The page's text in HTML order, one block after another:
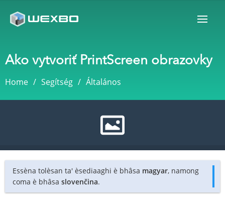
Ako vytvoriť PrintScreen obrazovky
Home Segítség Általános
Essèna tolèsan ta' èsediaaghi è bhâsa magyar, namong
coma è bhâsa slovenčina.